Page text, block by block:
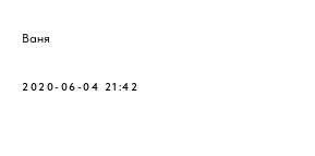
Ваня
2020-06-04 21:42